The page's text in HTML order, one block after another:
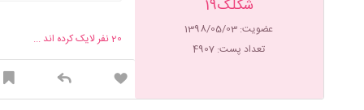
شکلک19
عضویت: 1398/05/03
تعداد پست: 4907
20نفر لایک کرده اند ...